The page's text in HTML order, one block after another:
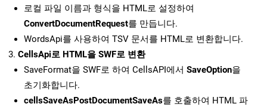
로컬 파일 이름과 형식을 HTML로 설정하여
ConvertDocumentRequest를 만듭니다.
WordsApi를 사용하여 TSV 문서를 HTML로 변환합니다.
CellsApi로 HTML을 SWF로 변환
SaveFormat을 SWF로 하여 CellsAPI에서 SaveOption을
초기화합니다.
cellsSaveAsPostDocumentSaveAs를 호출하여 HTML 파